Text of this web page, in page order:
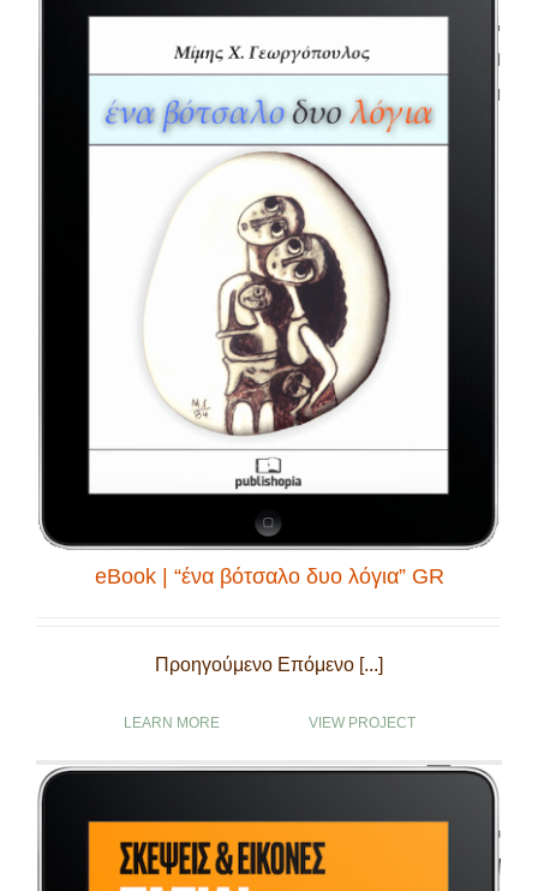
eBook | “ένα βότσαλο δυο λόγια” GR
Προηγούμενο Επόμενο [...]
LEARN MORE VIEW PROJECT